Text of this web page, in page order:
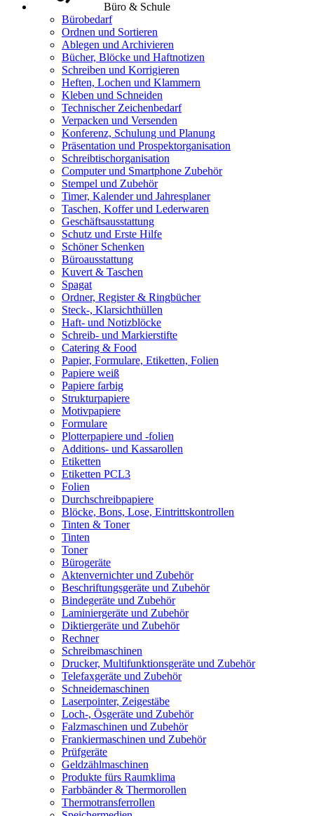
Büro & Schule
Bürobedarf
Ordnen und Sortieren
Ablegen und Archivieren
Bücher, Blöcke und Haftnotizen
Schreiben und Korrigieren
Heften, Lochen und Klammern
Kleben und Schneiden
Technischer Zeichenbedarf
Verpacken und Versenden
Konferenz, Schulung und Planung
Präsentation und Prospektorganisation
Schreibtischorganisation
Computer und Smartphone Zubehör
Stempel und Zubehör
Timer, Kalender und Jahresplaner
Taschen, Koffer und Lederwaren
Geschäftsausstattung
Schutz und Erste Hilfe
Schöner Schenken
Büroausstattung
Kuvert & Taschen
Spagat
Ordner, Register & Ringbücher
Steck-, Klarsichthüllen
Haft- und Notizblöcke
Schreib- und Markierstifte
Catering & Food
Papier, Formulare, Etiketten, Folien
Papiere weiß
Papiere farbig
Strukturpapiere
Motivpapiere
Formulare
Plotterpapiere und -folien
Additions- und Kassarollen
Etiketten
Etiketten PCL3
Folien
Durchschreibpapiere
Blöcke, Bons, Lose, Eintrittskontrollen
Tinten & Toner
Tinten
Toner
Bürogeräte
Aktenvernichter und Zubehör
Beschriftungsgeräte und Zubehör
Bindegeräte und Zubehör
Laminiergeräte und Zubehör
Diktiergeräte und Zubehör
Rechner
Schreibmaschinen
Drucker, Multifunktionsgeräte und Zubehör
Telefaxgeräte und Zubehör
Schneidemaschinen
Laserpointer, Zeigestäbe
Loch-, Ösgeräte und Zubehör
Falzmaschinen und Zubehör
Frankiermaschinen und Zubehör
Prüfgeräte
Geldzählmaschinen
Produkte fürs Raumklima
Farbbänder & Thermorollen
Thermotransferrollen